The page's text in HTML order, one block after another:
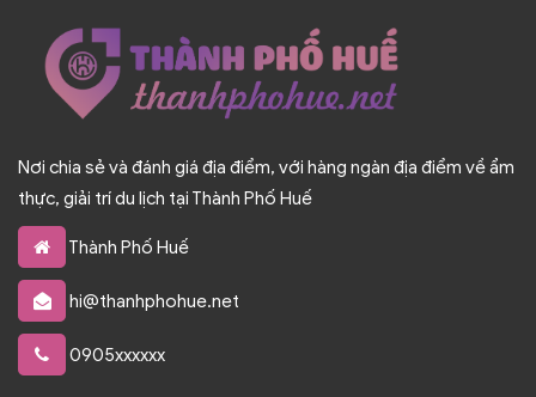
Nơi chia sẻ và đánh giá địa điểm, với hàng ngàn địa điểm về ẩm
thực, giải trí du lịch tại Thành Phố Huế
Thành Phố Huế
hi@thanhphohue.net
0905xxxxxx